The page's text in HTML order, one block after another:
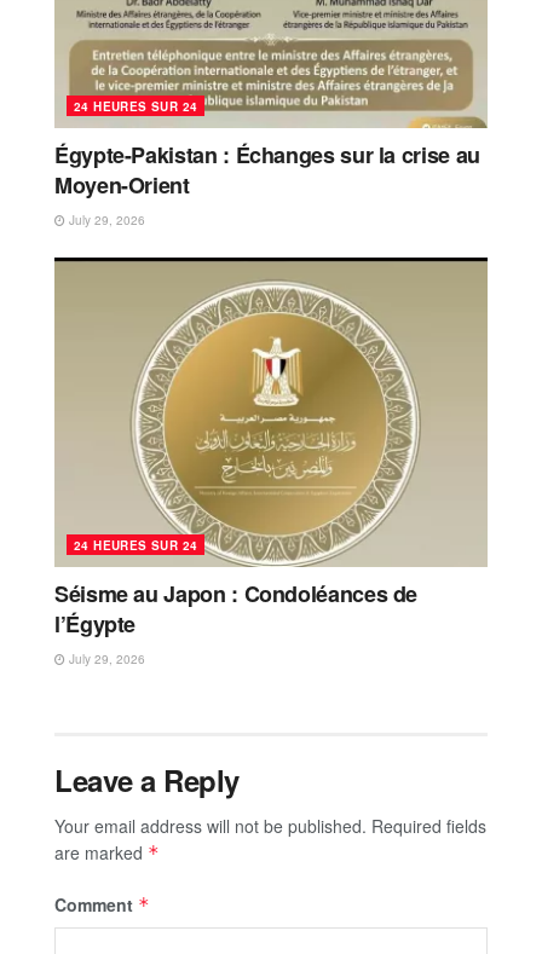
24 HEURES SUR 24
Égypte-Pakistan : Échanges sur la crise au
Moyen-Orient
July 29, 2026
24 HEURES SUR 24
Séisme au Japon : Condoléances de
l’Égypte
July 29, 2026
Leave a Reply
Your email address will not be published. Required fields
are marked *
Comment *